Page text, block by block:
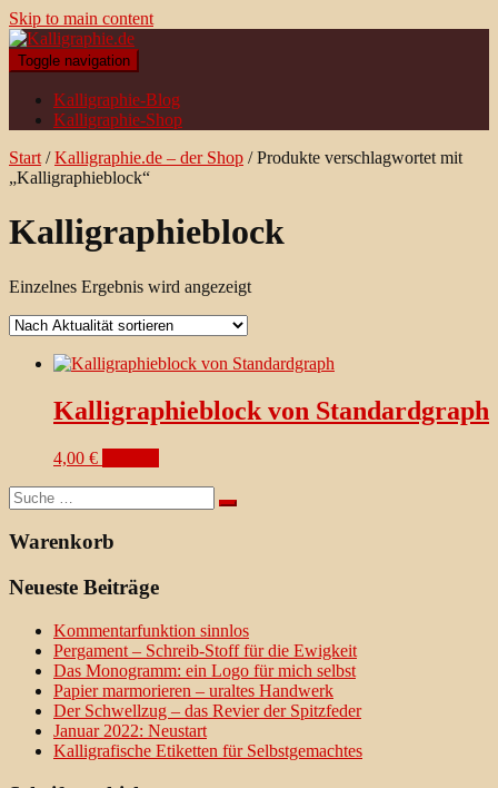
Skip to main content
Toggle navigation
Kalligraphie-Blog
Kalligraphie-Shop
Start /Kalligraphie.de – der Shop / Produkte verschlagwortet mit
„Kalligraphieblock“
Kalligraphieblock
Einzelnes Ergebnis wird angezeigt
Kalligraphieblock von Standardgraph
4,00 €
Suche
nach:
Warenkorb
Neueste Beiträge
Kommentarfunktion sinnlos
Pergament – Schreib-Stoff für die Ewigkeit
Das Monogramm: ein Logo für mich selbst
Papier marmorieren – uraltes Handwerk
Der Schwellzug – das Revier der Spitzfeder
Januar 2022: Neustart
Kalligrafische Etiketten für Selbstgemachtes